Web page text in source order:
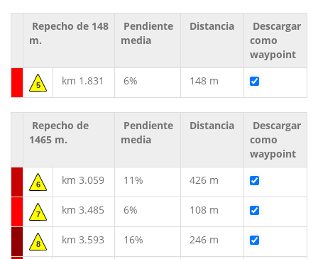
Repecho de 148
m.
Pendiente
media
Distancia
Descargar
como
waypoint
5 km 1.831 6% 148 m
Repecho de
1465 m.
Pendiente
media
Distancia
Descargar
como
waypoint
6 km 3.059 11% 426 m
7 km 3.485 6% 108 m
8 km 3.593 16% 246 m